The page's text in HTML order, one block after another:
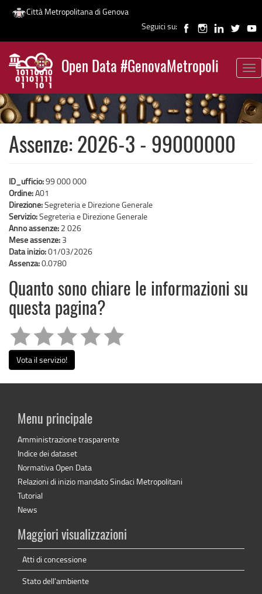
Salta
contenuto
principale
Città Metropolitana di Genova
Seguici su:
Open Data #GenovaMetropoli
News
Assenze: 2026-3 - 99000000
ID_ufficio:99 000 000
Ordine:A01
Direzione:Segreteria e Direzione Generale
Servizio:Segreteria e Direzione Generale
Anno assenze: 2 026
Mese assenze: 3
Data inizio:01/03/2026
Assenza:0.0780
Quanto sono chiare le informazioni su
questa pagina?
Vota il servizio!
Menu principale
Amministrazione trasparente
Indice dei dataset
Normativa Open Data
Relazioni di inizio mandato Sindaci Metropolitani
Tutorial
News
Maggiori visualizzazioni
Atti di concessione
Stato dell'ambiente